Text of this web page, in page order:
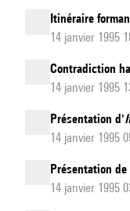
Itinéraire
14 janvier 1995
Contradiction
14 janvier 1995
Présentation d'
14 janvier 1995
Présentation de
14 janvier 1995